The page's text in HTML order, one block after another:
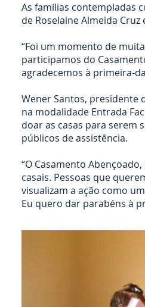
As famílias contempladas
de Roselaine Almeida
“Foi um momento de
participamos do
agradecemos à primeira-
Wener Santos, presidente
na modalidade Entrada
doar as casas para serem
públicos de assistência.
“O Casamento
casais. Pessoas que
visualizam a ação como
Eu quero dar parabéns à